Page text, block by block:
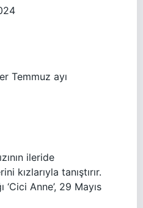
Temmuz ayı
ileride
kızlarıyla tanıştırır.
Anne’, 29 Mayıs